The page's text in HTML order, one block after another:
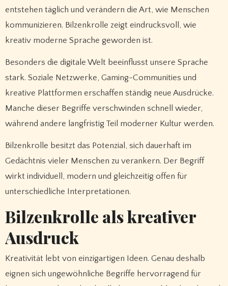
entstehen täglich und verändern die Art, wie Menschen
kommunizieren. Bilzenkrolle zeigt eindrucksvoll, wie
kreativ moderne Sprache geworden ist.
Besonders die digitale Welt beeinflusst unsere Sprache
stark. Soziale Netzwerke, Gaming-Communities und
kreative Plattformen erschaffen ständig neue Ausdrücke.
Manche dieser Begriffe verschwinden schnell wieder,
während andere langfristig Teil moderner Kultur werden.
Bilzenkrolle besitzt das Potenzial, sich dauerhaft im
Gedächtnis vieler Menschen zu verankern. Der Begriff
wirkt individuell, modern und gleichzeitig offen für
unterschiedliche Interpretationen.
Bilzenkrolle als kreativer
Ausdruck
Kreativität lebt von einzigartigen Ideen. Genau deshalb
eignen sich ungewöhnliche Begriffe hervorragend für